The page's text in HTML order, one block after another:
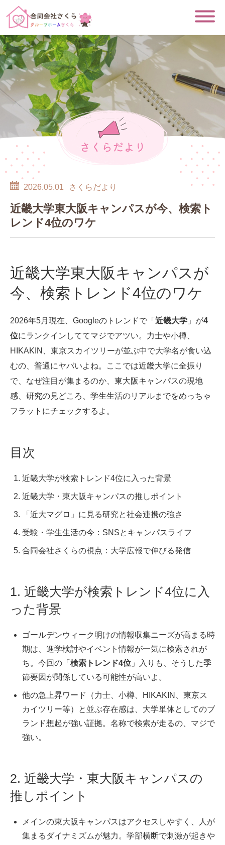
さくらだより
2026.05.01 さくらだより
近畿大学東大阪キャンパスが今、検索ト
レンド4位のワケ
近畿大学東大阪キャンパスが
今、検索トレンド4位のワケ
2026年5月現在、Googleのトレンドで「 近畿大学 」が4
位にランクインしててマジでアツい。力士や小樽、
HIKAKIN、東京スカイツリーが並ぶ中で大学名が食い込
むの、普通にヤバいよね。ここでは近畿大学に全振り
で、なぜ注目が集まるのか、東大阪キャンパスの現地
感、研究の見どころ、学生生活のリアルまでをめっちゃ
フラットにチェックするよ。
目次
近畿大学が検索トレンド4位に入った背景
近畿大学・東大阪キャンパスの推しポイント
「近大マグロ」に見る研究と社会連携の強さ
受験・学生生活の今：SNSとキャンパスライフ
合同会社さくらの視点：大学広報で伸びる発信
1. 近畿大学が検索トレンド4位に入
った背景
ゴールデンウィーク明けの情報収集ニーズが高まる時
期は、進学検討やイベント情報が一気に検索されが
ち。今回の「 検索トレンド4位 」入りも、そうした季
節要因が関係している可能性が高いよ。
他の急上昇ワード（力士、小樽、HIKAKIN、東京ス
カイツリー等）と並ぶ存在感は、大学単体としてのブ
ランド想起が強い証拠。名称で検索が走るの、マジで
強い。
2. 近畿大学・東大阪キャンパスの
推しポイント
メインの東大阪キャンパスはアクセスしやすく、人が
集まるダイナミズムが魅力。学部横断で刺激が起きや